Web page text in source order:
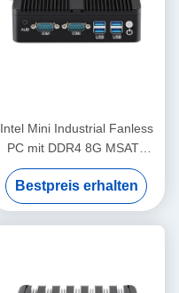
Intel Mini Industrial Fanless
PC mit DDR4 8G MSATA
SSD Dual LAN HD Display
Linux
Bestpreis erhalten